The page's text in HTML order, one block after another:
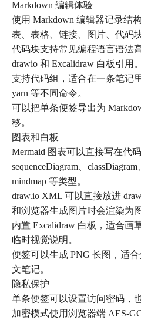
Markdown 编辑体验
使用 Markdown 编辑器记录结
表、表格、链接、图片、代码
代码块支持常见编程语言语法
drawio 和 Excalidraw 白板引用。
支持代码组，适合在一条笔记
yarn 等不同命令。
可以把单条便签导出为
移。
图表和白板
Mermaid 图表可以直接写在代
sequenceDiagram、classDiagram
mindmap 等类型。
draw.io XML 可以直接放进
和浏览器生成图片时会渲染为图
内置 Excalidraw 白板，适合画
临时视觉说明。
便签可以生成 PNG 长图，适
文笔记。
隐私保护
单条便签可以设置访问密码，
加密模式使用浏览器端 AES-